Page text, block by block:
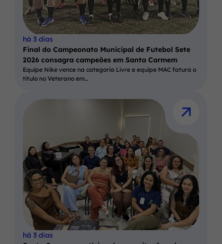
há 3 dias
Final do Campeonato Municipal de Futebol Sete
2026 consagra campeões em Santa Carmem
Equipe Nike vence na categoria Livre e equipe MAC fatura o
título no Veterano em…
há 3 dias